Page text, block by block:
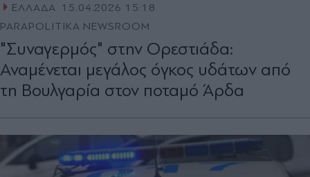
ΕΛΛΑΔΑ
15.04.2026 15:18
PARAPOLITIKA NEWSROOM
"Συναγερμός" στην Ορεστιάδα:
Αναμένεται μεγάλος όγκος υδάτων από
τη Βουλγαρία στον ποταμό Άρδα